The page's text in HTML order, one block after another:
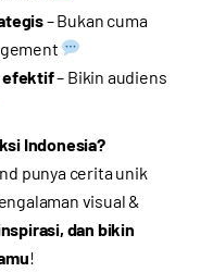
– Bukan cuma
efektif– Bikin audiens
Indonesia?
punya cerita unik
visual &
dan bikin
!